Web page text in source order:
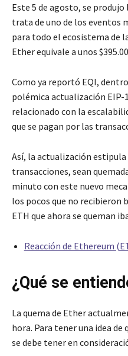
Este 5 de agosto, se
trata de uno de los eventos
para todo el ecosistema de
Ether equivale a unos
Como ya reportó EQI,
polémica actualización EIP-
relacionado con la
que se pagan por las
Así, la actualización estipula
transacciones, sean
minuto con este nuevo
los pocos que no recibieron
ETH que ahora se queman
Reacción de Ethereum
¿Qué se
La quema de Ether
hora. Para tener una idea
se debe tener en